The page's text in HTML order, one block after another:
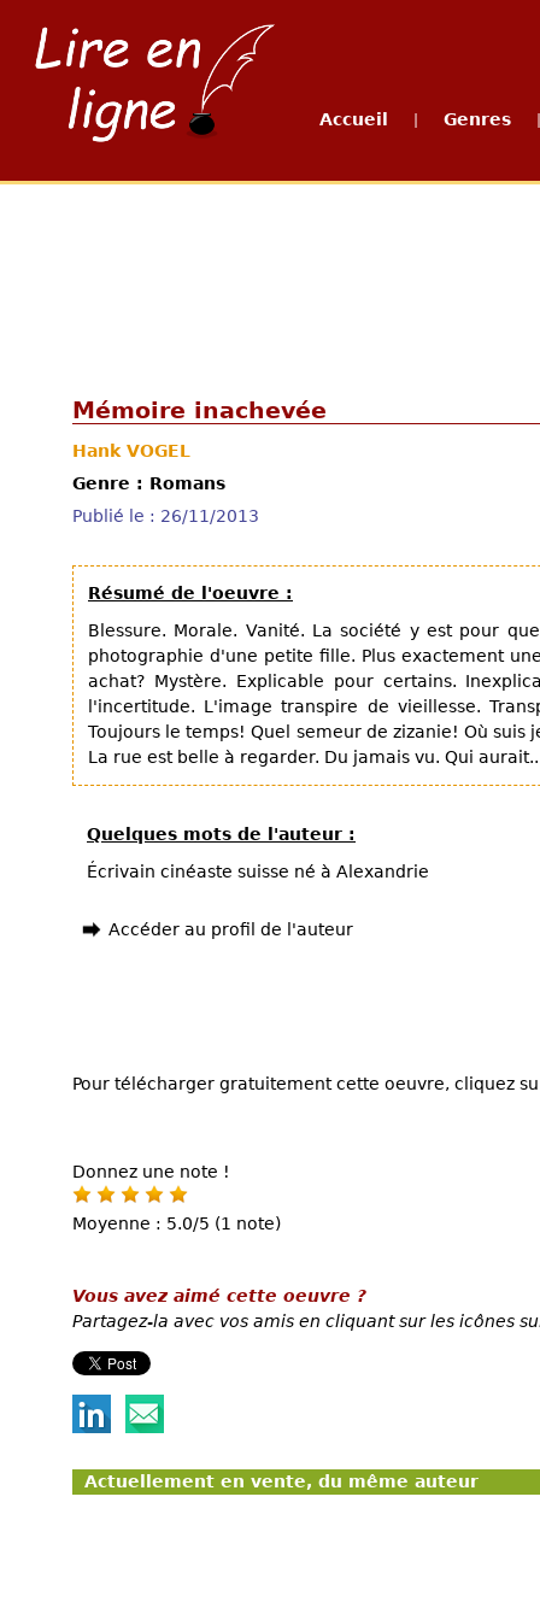
Accueil Genres
Mémoire inachevée
Hank VOGEL
Genre : Romans
Publié le : 26/11/2013
Résumé de l'oeuvre :
Blessure. Morale. Vanité. La société y est pour
photographie d'une petite fille. Plus exactement
achat? Mystère. Explicable pour certains.
l'incertitude. L'image transpire de vieillesse.
Toujours le temps! Quel semeur de zizanie! Où suis
La rue est belle à regarder. Du jamais vu. Qui
Quelques mots de l'auteur :
Écrivain cinéaste suisse né à Alexandrie
Accéder au profil de l'auteur
Pour télécharger gratuitement cette oeuvre, cliquez
Donnez une note !
Moyenne : 5.0/5 (1 note)
Vous avez aimé cette oeuvre ?
Partagez-la avec vos amis en cliquant sur les icônes
Actuellement en vente, du même auteur